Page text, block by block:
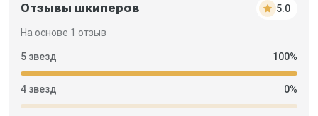
Отзывы шкиперов star 5.0
На основе 1 отзыв
5 звезд 100%
4 звезд 0%